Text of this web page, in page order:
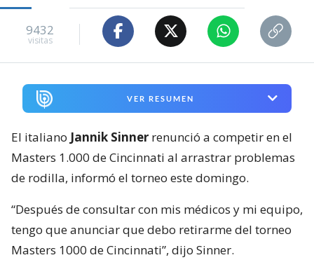
9432
visitas
VER RESUMEN
El italiano Jannik Sinner renunció a competir en el
Masters 1.000 de Cincinnati al arrastrar problemas
de rodilla, informó el torneo este domingo.
“Después de consultar con mis médicos y mi equipo,
tengo que anunciar que debo retirarme del torneo
Masters 1000 de Cincinnati”, dijo Sinner.